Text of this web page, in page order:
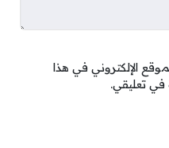
الإلكتروني في هذا
في تعليقي.